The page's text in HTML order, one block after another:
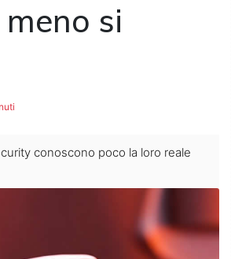
si
conoscono poco la loro reale